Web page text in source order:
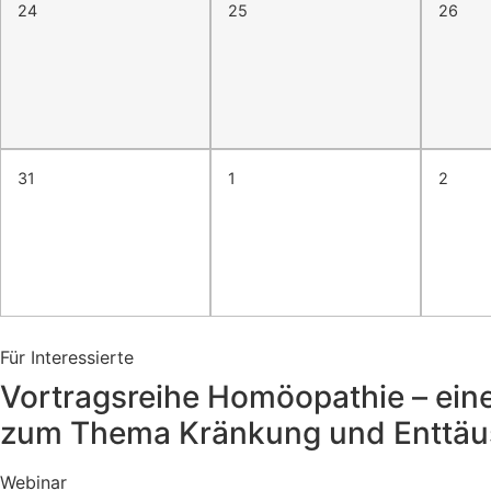
24 25 26
31 1 2
Für Interessierte
Vortragsreihe Homöopathie –
zum Thema Kränkung und
Webinar